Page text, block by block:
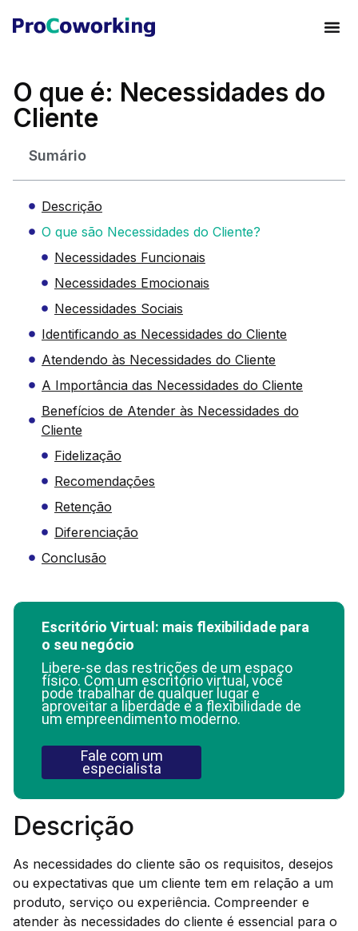
O que é: Necessidades do
Cliente
Sumário
Descrição
O que são Necessidades do Cliente?
Necessidades Funcionais
Necessidades Emocionais
Necessidades Sociais
Identificando as Necessidades do Cliente
Atendendo às Necessidades do Cliente
A Importância das Necessidades do Cliente
Benefícios de Atender às Necessidades do
Cliente
Fidelização
Recomendações
Retenção
Diferenciação
Conclusão
Escritório Virtual: mais flexibilidade para
o seu negócio
Libere-se das restrições de um espaço
físico. Com um escritório virtual, você
pode trabalhar de qualquer lugar e
aproveitar a liberdade e a flexibilidade de
um empreendimento moderno.
Fale com um
especialista
Descrição
As necessidades do cliente são os requisitos, desejos
ou expectativas que um cliente tem em relação a um
produto, serviço ou experiência. Compreender e
atender às necessidades do cliente é essencial para o